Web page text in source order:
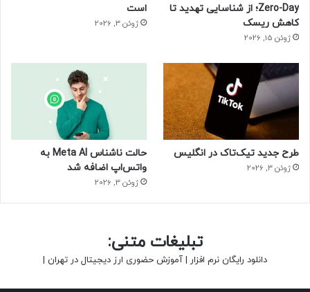
تماس بگیرید یا به لینک زیر مراجعه کرده و فرم مربوطه را تکمیل
کنید تا کارشناسان ما در اسرع وقت با شما تماس بگیرند.
لینک ثبت‌نام فوری:https://pte.ir/AvcG1
با پهنای باند اختصاصی پیشگامان، زمستانی گرم و پربار را برای
کسب‌وکار خود رقم بزنید.
حتما بخوانید :این مادربرد آزمایشی، اتصال مستقیم کارت
گرافیک بدون نیاز به کابل پاور را ممکن می‌کند
Zero-Day؛ از شناسایی تهدید تا
کاهش ریسک
ژوئن 15, 2026
است
ژوئن 3, 2026
طرح جدید تیک‌تاک در انگلیس
ژوئن 3, 2026
حالت ناشناس Meta AI به
واتس‌اپ اضافه شد
ژوئن 3, 2026
تبلیغات متنی:
دانلود رایگان نرم افزار | آموزش حضوری ارز دیجیتال در تهران |